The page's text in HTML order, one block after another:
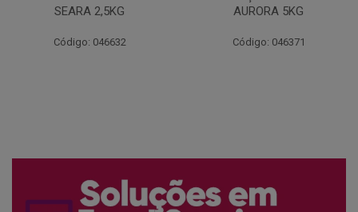
AURORA 5KG
Código: 046371
FATIADO PAKAN 200G
Código: 061522